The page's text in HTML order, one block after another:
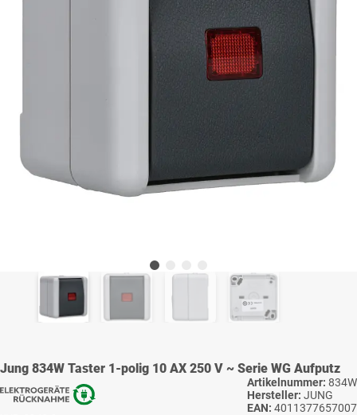
Jung 834W Taster 1-polig 10 AX 250 V ~ Serie WG Aufputz
Artikelnummer: 834W
Hersteller: JUNG
EAN: 4011377657007